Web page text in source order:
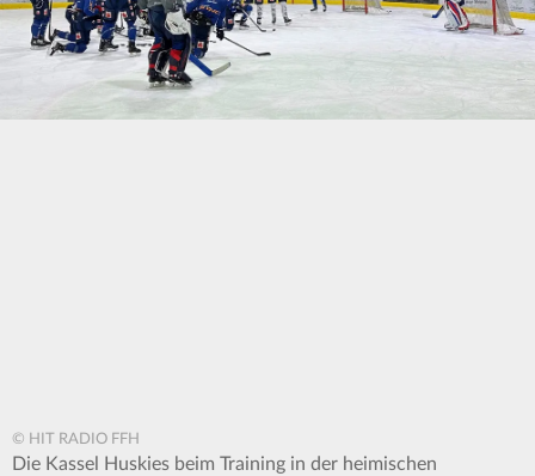
© HIT RADIO FFH
Die Kassel Huskies beim Training in der heimischen